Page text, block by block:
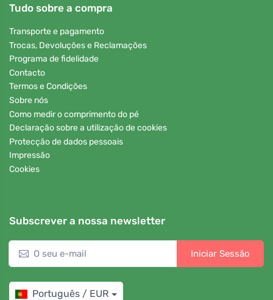
Tudo sobre a compra
Transporte e pagamento
Trocas, Devoluções e Reclamações
Programa de fidelidade
Contacto
Termos e Condições
Sobre nós
Como medir o comprimento do pé
Declaração sobre a utilização de cookies
Protecção de dados pessoais
Impressão
Cookies
Subscrever a nossa newsletter
Iniciar Sessão
Português / EUR